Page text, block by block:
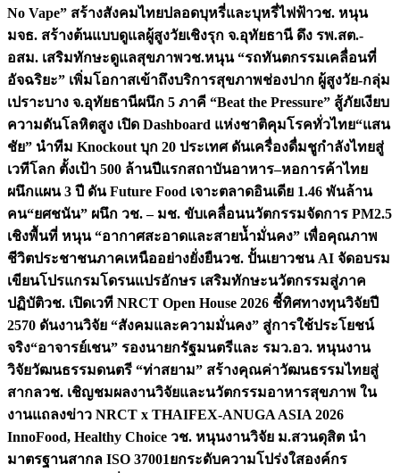
No Vape” สร้างสังคมไทยปลอดบุหรี่และบุหรี่ไฟฟ้าวช. หนุน
มจธ. สร้างต้นแบบดูแลผู้สูงวัยเชิงรุก จ.อุทัยธานี ดึง รพ.สต.-
อสม. เสริมทักษะดูแลสุขภาพวช.หนุน “รถทันตกรรมเคลื่อนที่
อัจฉริยะ” เพิ่มโอกาสเข้าถึงบริการสุขภาพช่องปาก ผู้สูงวัย-กลุ่ม
เปราะบาง จ.อุทัยธานีผนึก 5 ภาคี “Beat the Pressure” สู้ภัยเงียบ
ความดันโลหิตสูง เปิด Dashboard แห่งชาติคุมโรคทั่วไทย“แสน
ชัย” นำทีม Knockout บุก 20 ประเทศ ดันเครื่องดื่มชูกำลังไทยสู่
เวทีโลก ตั้งเป้า 500 ล้านปีแรกสถาบันอาหาร–หอการค้าไทย
ผนึกแผน 3 ปี ดัน Future Food เจาะตลาดอินเดีย 1.46 พันล้าน
คน“ยศชนัน” ผนึก วช. – มช. ขับเคลื่อนนวัตกรรมจัดการ PM2.5
เชิงพื้นที่ หนุน “อากาศสะอาดและสายน้ำมั่นคง” เพื่อคุณภาพ
ชีวิตประชาชนภาคเหนืออย่างยั่งยืนวช. ปั้นเยาวชน AI จัดอบรม
เขียนโปรแกรมโดรนแปรอักษร เสริมทักษะนวัตกรรมสู่ภาค
ปฏิบัติวช. เปิดเวที NRCT Open House 2026 ชี้ทิศทางทุนวิจัยปี
2570 ดันงานวิจัย “สังคมและความมั่นคง” สู่การใช้ประโยชน์
จริง“อาจารย์เชน” รองนายกรัฐมนตรีและ รมว.อว. หนุนงาน
วิจัยวัฒนธรรมดนตรี “ท่าสยาม” สร้างคุณค่าวัฒนธรรมไทยสู่
สากลวช. เชิญชมผลงานวิจัยและนวัตกรรมอาหารสุขภาพ ใน
งานแถลงข่าว NRCT x THAIFEX-ANUGA ASIA 2026
InnoFood, Healthy Choice วช. หนุนงานวิจัย ม.สวนดุสิต นำ
มาตรฐานสากล ISO 37001ยกระดับความโปร่งใสองค์กร